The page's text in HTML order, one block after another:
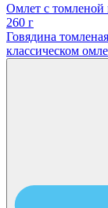
Омлет с томленой
260 г
Говядина
классическом